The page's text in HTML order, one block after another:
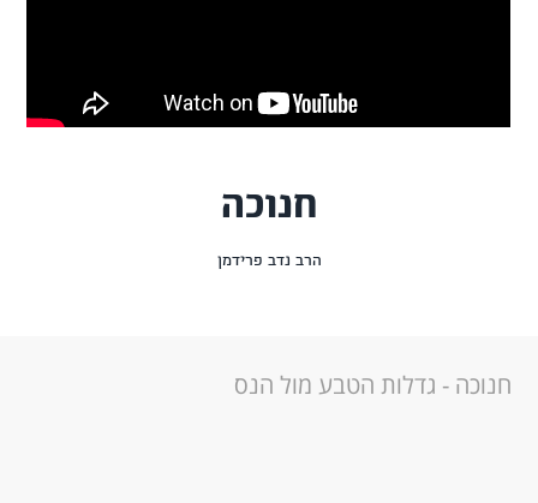
חנוכה
הרב נדב פרידמן
חנוכה - גדלות הטבע מול הנס